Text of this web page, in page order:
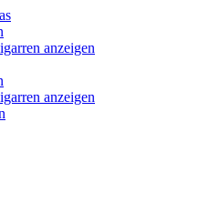
anzeigen
anzeigen